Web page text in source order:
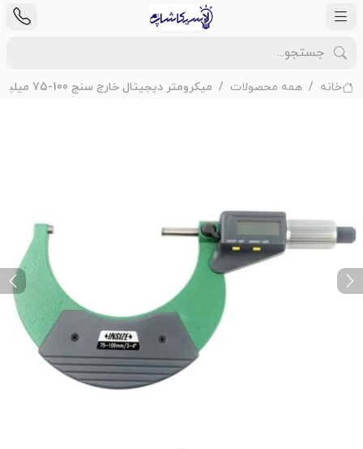
خانه همه محصولات میکرومتر دیجیتال خارج سنج 100-75 میلیمتر اینسایز مدل 100-3109
Previous